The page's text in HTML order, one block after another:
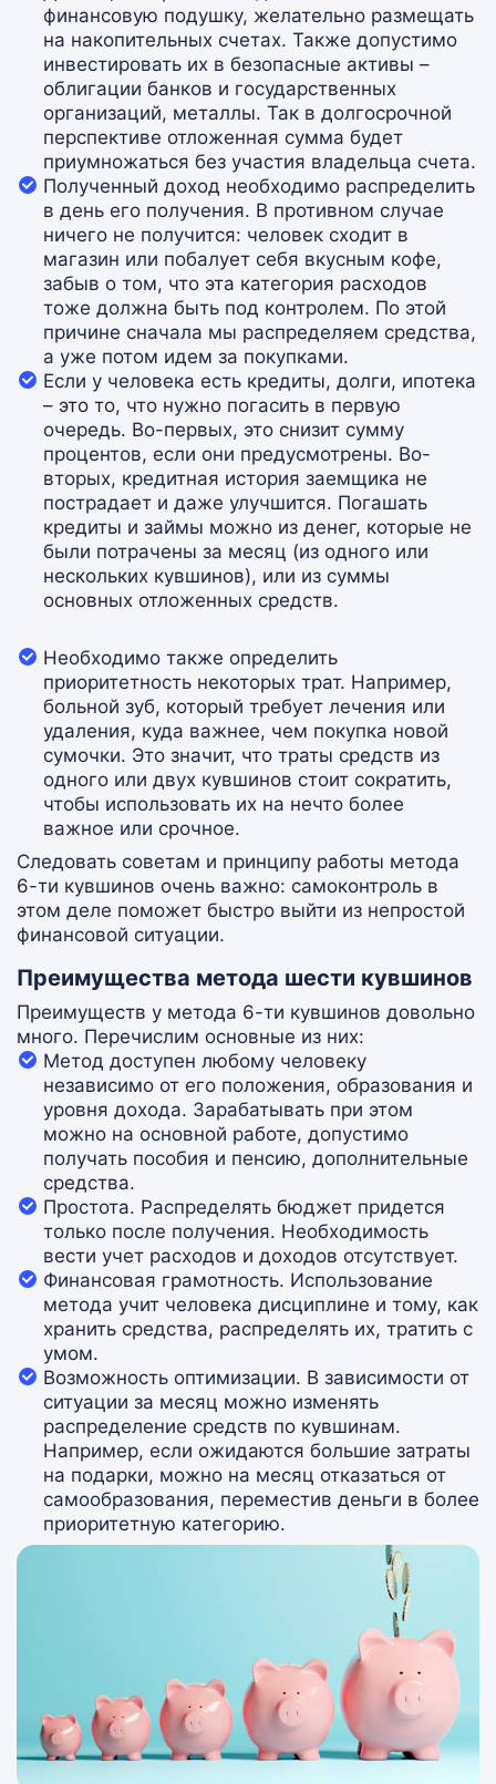
финансовую подушку, желательно размещать
на накопительных счетах. Также допустимо
инвестировать их в безопасные активы –
облигации банков и государственных
организаций, металлы. Так в долгосрочной
перспективе отложенная сумма будет
приумножаться без участия владельца счета.
Полученный доход необходимо распределить
в день его получения. В противном случае
ничего не получится: человек сходит в
магазин или побалует себя вкусным кофе,
забыв о том, что эта категория расходов
тоже должна быть под контролем. По этой
причине сначала мы распределяем средства,
а уже потом идем за покупками.
Если у человека есть кредиты, долги, ипотека
– это то, что нужно погасить в первую
очередь. Во-первых, это снизит сумму
процентов, если они предусмотрены. Во-
вторых, кредитная история заемщика не
пострадает и даже улучшится. Погашать
кредиты и займы можно из денег, которые не
были потрачены за месяц (из одного или
нескольких кувшинов), или из суммы
основных отложенных средств.
Необходимо также определить
приоритетность некоторых трат. Например,
больной зуб, который требует лечения или
удаления, куда важнее, чем покупка новой
сумочки. Это значит, что траты средств из
одного или двух кувшинов стоит сократить,
чтобы использовать их на нечто более
важное или срочное.
Следовать советам и принципу работы метода
6-ти кувшинов очень важно: самоконтроль в
этом деле поможет быстро выйти из непростой
финансовой ситуации.
Преимущества метода шести кувшинов
Преимуществ у метода 6-ти кувшинов довольно
много. Перечислим основные из них:
Метод доступен любому человеку
независимо от его положения, образования и
уровня дохода. Зарабатывать при этом
можно на основной работе, допустимо
получать пособия и пенсию, дополнительные
средства.
Простота. Распределять бюджет придется
только после получения. Необходимость
вести учет расходов и доходов отсутствует.
Финансовая грамотность. Использование
метода учит человека дисциплине и тому, как
хранить средства, распределять их, тратить с
умом.
Возможность оптимизации. В зависимости от
ситуации за месяц можно изменять
распределение средств по кувшинам.
Например, если ожидаются большие затраты
на подарки, можно на месяц отказаться от
самообразования, переместив деньги в более
приоритетную категорию.